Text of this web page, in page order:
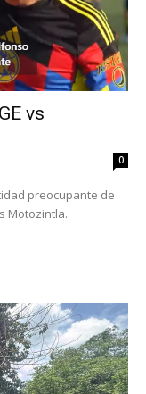
vs
0
preocupante de
Motozintla.